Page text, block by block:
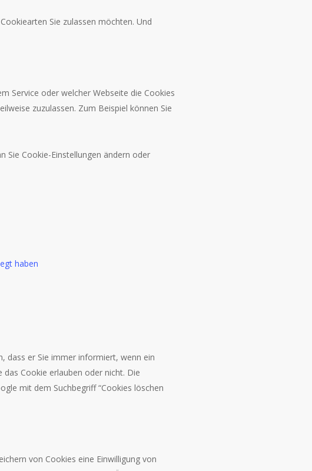
Sie zulassen möchten. Und
Service oder welcher Webseite die Cookies
zuzulassen. Zum Beispiel können Sie
Sie Cookie-Einstellungen ändern oder
haben
dass er Sie immer informiert, wenn ein
Cookie erlauben oder nicht. Die
mit dem Suchbegriff “Cookies löschen
von Cookies eine Einwilligung von